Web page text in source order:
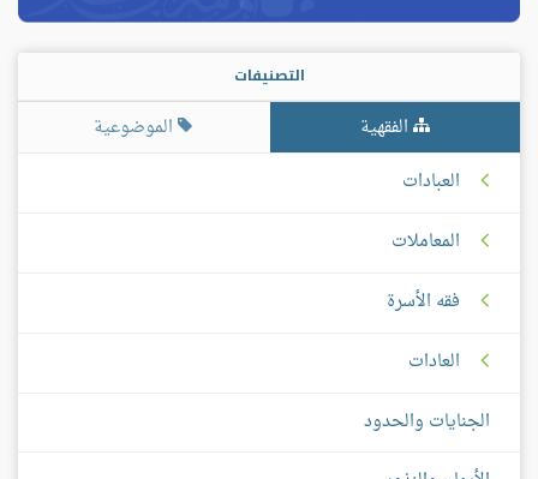
التصنيفات
الفقهية
الموضوعية
العبادات
المعاملات
فقه الأسرة
العادات
الجنايات والحدود